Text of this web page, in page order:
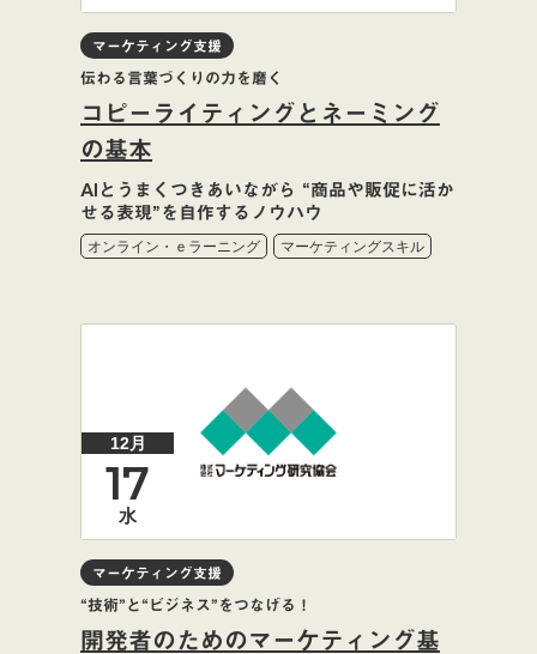
マーケティング支援
伝わる言葉づくりの力を磨く
コピーライティングとネーミング
の基本
AIとうまくつきあいながら “商品や販促に活か
せる表現”を自作するノウハウ
オンライン・ｅラーニング マーケティングスキル
12月
17
水
マーケティング支援
“技術”と“ビジネス”をつなげる！
開発者のためのマーケティング基